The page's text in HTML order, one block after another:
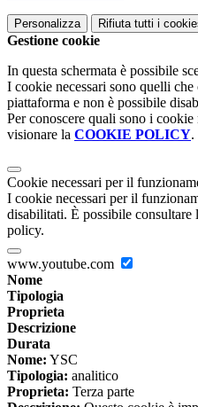
Personalizza Rifiuta tutti i
Gestione cookie
In questa schermata è possibile
I cookie necessari sono quelli
piattaforma e non è possibile
Per conoscere quali sono i
visionare la COOKIE POLICY.
Cookie necessari per il
I cookie necessari per il
disabilitati. È possibile
policy.
www.youtube.com
Nome
Tipologia
Proprieta
Descrizione
Durata
Nome: YSC
Tipologia: analitico
Proprieta: Terza parte